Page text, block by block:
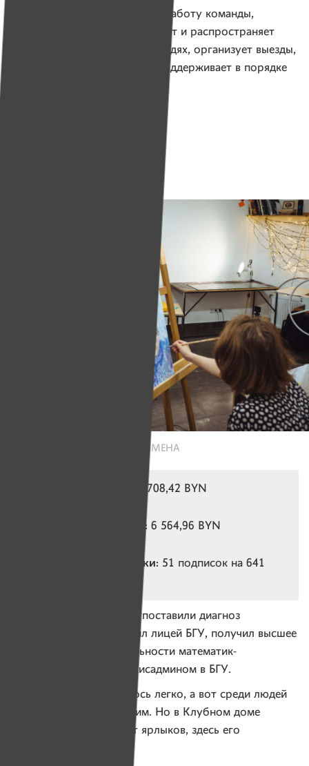
ИМЕНА собирают деньги на работу команды,
которая оперативно принимает и распространяет
информацию о пропавших людях, организует выезды,
координирует волонтеров, поддерживает в порядке
Фото: Александр Васюкович, ИМЕНА
2 708,42 BYN
Потрачено за квартал: 6 564,96 BYN
Действующие подписки: 51 подписок на 641
Паше — 26. В 17 лет ему поставили диагноз
шизофрения. Он закончил лицей БГУ, получил высшее
образование по специальности математик-
программист, работал сисадмином в БГУ.
Учеба ему всегда давалось легко, а вот среди людей
он чувствовал себя чужим. Но в Клубном доме
на него никто не вешает ярлыков, здесь его